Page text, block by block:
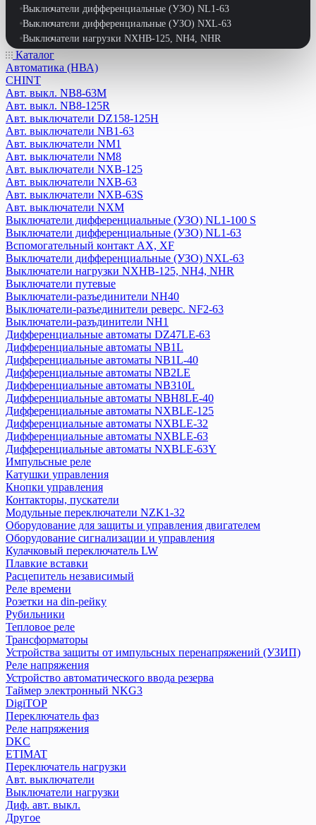
Выключатели дифференциальные (УЗО) NL1-63
Выключатели дифференциальные (УЗО) NXL-63
Выключатели нагрузки NXHB-125, NH4, NHR
Выключатели путевые
Выключатели-разъединители NH40
Выключатели-разъединители реверс. NF2-63
Выключатели-разъдинители NH1
Дифференциальные автоматы DZ47LE-63
Дифференциальные автоматы NB1L
Дифференциальные автоматы NB1L-40
Дифференциальные автоматы NB2LE
Дифференциальные автоматы NB310L
Дифференциальные автоматы NBH8LE-40
Дифференциальные автоматы NXBLE-125
Дифференциальные автоматы NXBLE-32
Дифференциальные автоматы NXBLE-63
Дифференциальные автоматы NXBLE-63Y
Импульсные реле
Катушки управления
Кнопки управления
Контакторы, пускатели
Модульные переключатели NZK1-32
Оборудование для защиты и управления двигателем
Кулачковый переключатель LW
Оборудование сигнализации и управления
Плавкие вставки
Расцепитель независимый
Реле времени
Розетки на din-рейку
Рубильники
Тепловое реле
Трансформаторы
Реле напряжения
Устройства защиты от импульсных перенапряжений (УЗИП)
Таймер электронный NKG3
Устройство автоматического ввода резерва
DigiTOP
Переключатель фаз
Реле напряжения
DKC
ETIMAT
Переключатель нагрузки
Авт. выключатели
Выключатели нагрузки
Диф. авт. выкл.
Другое
Контакторы
Ограничители
Предохранители
Разъединители
Реле
Каталог
Автоматика (НВА)
CHINT
Авт. выкл. NB8-63M
Авт. выкл. NB8-125R
Авт. выключатели DZ158-125H
Авт. выключатели NB1-63
Авт. выключатели NM1
Авт. выключатели NM8
Авт. выключатели NXB-125
Авт. выключатели NXB-63
Авт. выключатели NXB-63S
Авт. выключатели NXM
Выключатели дифференциальные (УЗО) NL1-100 S
Выключатели дифференциальные (УЗО) NL1-63
Вспомогательный контакт АХ, XF
Выключатели дифференциальные (УЗО) NXL-63
Выключатели нагрузки NXHB-125, NH4, NHR
Выключатели путевые
Выключатели-разъединители NH40
Выключатели-разъединители реверс. NF2-63
Выключатели-разъдинители NH1
Дифференциальные автоматы DZ47LE-63
Дифференциальные автоматы NB1L
Дифференциальные автоматы NB1L-40
Дифференциальные автоматы NB2LE
Дифференциальные автоматы NB310L
Дифференциальные автоматы NBH8LE-40
Дифференциальные автоматы NXBLE-125
Дифференциальные автоматы NXBLE-32
Дифференциальные автоматы NXBLE-63
Дифференциальные автоматы NXBLE-63Y
Импульсные реле
Катушки управления
Кнопки управления
Контакторы, пускатели
Модульные переключатели NZK1-32
Оборудование для защиты и управления двигателем
Оборудование сигнализации и управления
Кулачковый переключатель LW
Плавкие вставки
Расцепитель независимый
Реле времени
Розетки на din-рейку
Рубильники
Тепловое реле
Трансформаторы
Устройства защиты от импульсных перенапряжений (УЗИП)
Реле напряжения
Устройство автоматического ввода резерва
Таймер электронный NKG3
DigiTOP
Переключатель фаз
Реле напряжения
DKC
ETIMAT
Переключатель нагрузки
Авт. выключатели
Выключатели нагрузки
Диф. авт. выкл.
Другое